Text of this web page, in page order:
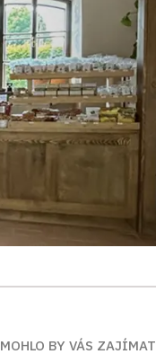
MOHLO BY VÁS ZAJÍMAT